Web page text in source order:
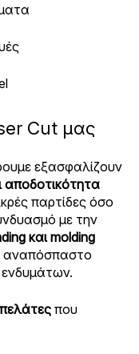
Cut μας
εξασφαλίζουν
αποδοτικότητα
παρτίδες όσο
με την
και molding
αναπόσπαστο
που